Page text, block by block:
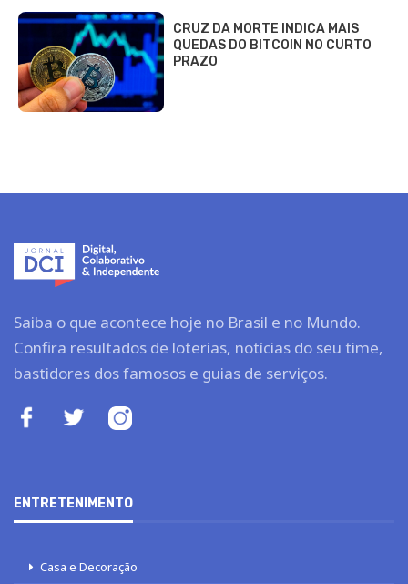
CRUZ DA MORTE INDICA MAIS
QUEDAS DO BITCOIN NO CURTO
PRAZO
Saiba o que acontece hoje no Brasil e no Mundo.
Confira resultados de loterias, notícias do seu time,
bastidores dos famosos e guias de serviços.
ENTRETENIMENTO
Casa e Decoração